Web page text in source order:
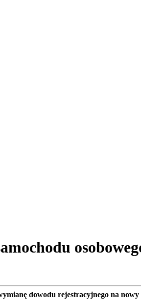
dowodu rejestracyjnego na